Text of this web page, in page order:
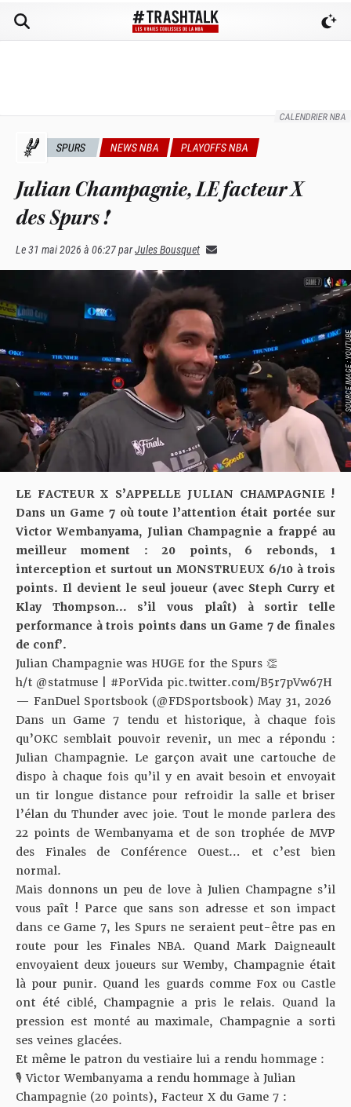
CALENDRIER NBA
SPURS NEWS NBA PLAYOFFS NBA
Julian Champagnie, LE facteur X
des Spurs !
Le31 mai 2026 à 06:27parJules Bousquet
SOURCE
LE FACTEUR X S’APPELLE JULIAN CHAMPAGNIE !
Dans un Game 7 où toute l’attention était portée sur
Victor Wembanyama, Julian Champagnie a frappé au
meilleur moment : 20 points, 6 rebonds, 1
interception et surtout un MONSTRUEUX 6/10 à trois
points. Il devient le seul joueur (avec Steph Curry et
Klay Thompson… s’il vous plaît) à sortir telle
performance à trois points dans un Game 7 de finales
de conf’.
Julian Champagnie was HUGE for the Spurs 👏
h/t @statmuse #PorVida pic.twitter.com/B5r7pVw67H
— FanDuel Sportsbook (@FDSportsbook) May 31, 2026
Dans un Game 7 tendu et historique, à chaque fois
qu’OKC semblait pouvoir revenir, un mec a répondu :
Julian Champagnie. Le garçon avait une cartouche de
dispo à chaque fois qu’il y en avait besoin et envoyait
un tir longue distance pour refroidir la salle et briser
l’élan du Thunder avec joie. Tout le monde parlera des
22 points de Wembanyama et de son trophée de MVP
des Finales de Conférence Ouest… et c’est bien
normal.
Mais donnons un peu de love à Julien Champagne s’il
vous paît ! Parce que sans son adresse et son impact
dans ce Game 7, les Spurs ne seraient peut-être pas en
route pour les Finales NBA. Quand Mark Daigneault
envoyaient deux joueurs sur Wemby, Champagnie était
là pour punir. Quand les guards comme Fox ou Castle
ont été ciblé, Champagnie a pris le relais. Quand la
pression est monté au maximale, Champagnie a sorti
ses veines glacées.
Et même le patron du vestiaire lui a rendu hommage :
🎙️ Victor Wembanyama a rendu hommage à Julian
Champagnie (20 points), Facteur X du Game 7 :